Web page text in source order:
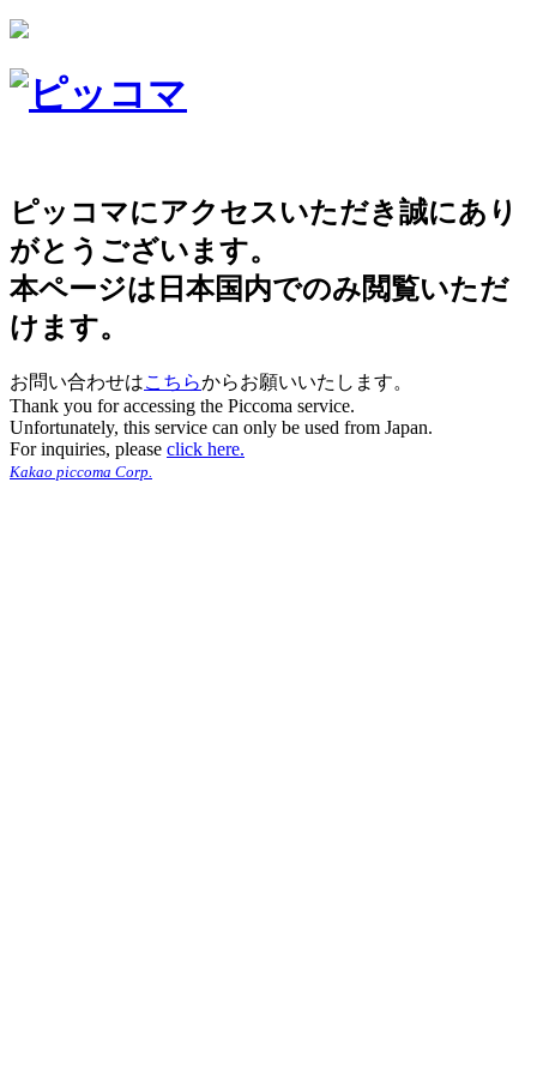
ピッコマにアクセスいただき誠にあり
がとうございます。
本ページは日本国内でのみ閲覧いただ
けます。
お問い合わせはこちらからお願いいたします。
Thank you for accessing the Piccoma service.
Unfortunately, this service can only be used from Japan.
For inquiries, please click here.
Kakao piccoma Corp.